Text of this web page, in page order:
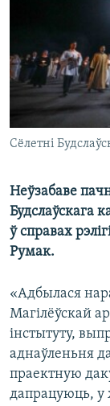
Сёлетні
Неўзабаве
Будслаўскага
ў справах
Румак.
«Адбылася
Магілёўскай
інстытуту,
аднаўленьня
праектную
дапрацуюць, у